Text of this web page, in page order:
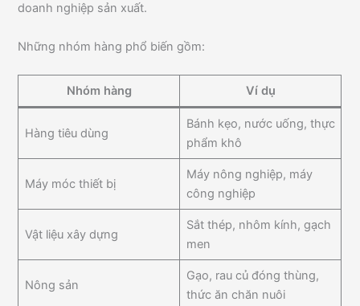
doanh nghiệp sản xuất.
Những nhóm hàng phổ biến gồm:
Nhóm hàng Ví dụ
Hàng tiêu dùng
Bánh kẹo, nước uống, thực
phẩm khô
Máy móc thiết bị
Máy nông nghiệp, máy
công nghiệp
Vật liệu xây dựng
Sắt thép, nhôm kính, gạch
men
Nông sản
Gạo, rau củ đóng thùng,
thức ăn chăn nuôi